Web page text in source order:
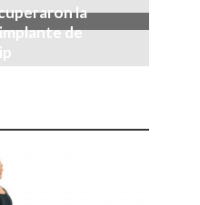
la
de